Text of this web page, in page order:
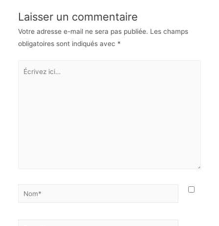
Laisser un commentaire
Votre adresse e-mail ne sera pas publiée. Les champs
obligatoires sont indiqués avec *